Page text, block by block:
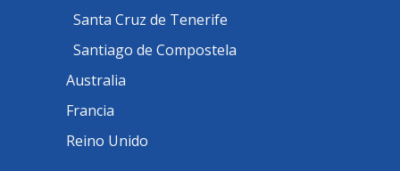
Santa Cruz de Tenerife
Santiago de Compostela
Australia
Francia
Reino Unido